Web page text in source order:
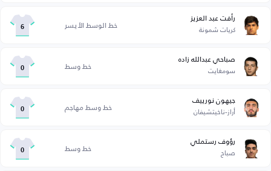
رأفت عبد العزيز
كريات شمونة خط الوسط الأيسر 6
صباحي عبدالله زاده
سومغايت خط وسط 0
جيهون نورييف
أراز-ناخيتشيفان خط وسط مهاجم 0
رؤوف رستملي
صباح خط وسط 0